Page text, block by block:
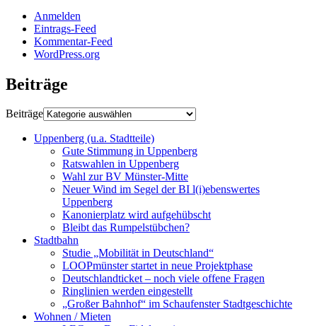
Anmelden
Eintrags-Feed
Kommentar-Feed
WordPress.org
Beiträge
Beiträge
Uppenberg (u.a. Stadtteile)
Gute Stimmung in Uppenberg
Ratswahlen in Uppenberg
Wahl zur BV Münster-Mitte
Neuer Wind im Segel der BI l(i)ebenswertes
Uppenberg
Kanonierplatz wird aufgehübscht
Bleibt das Rumpelstübchen?
Stadtbahn
Studie „Mobilität in Deutschland“
LOOPmünster startet in neue Projektphase
Deutschlandticket – noch viele offene Fragen
Ringlinien werden eingestellt
„Großer Bahnhof“ im Schaufenster Stadtgeschichte
Wohnen / Mieten